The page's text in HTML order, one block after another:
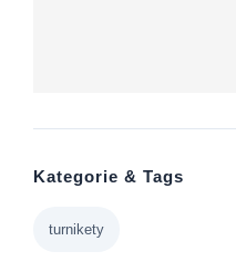
Kategorie & Tags
turnikety